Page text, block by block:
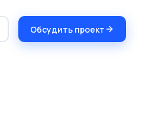
Обсудить проект